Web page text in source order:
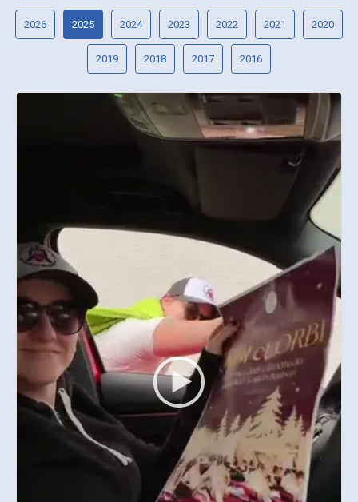
2026 2025 2024 2023 2022 2021 2020
2019 2018 2017 2016